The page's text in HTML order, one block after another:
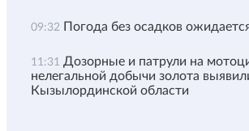
09:32 Погода без осадков
11:31 Дозорные и патрули на
нелегальной добычи золота
Кызылординской области